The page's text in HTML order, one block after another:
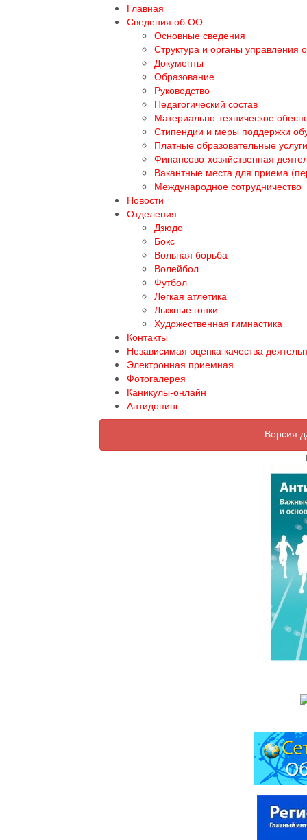
Главная
Сведения об ОО
Основные сведения
Структура и органы управления
Документы
Образование
Руководство
Педагогический состав
Материально-техническое
Стипендии и меры поддержки
Платные образовательные услуги
Финансово-хозяйственная
Вакантные места для приема
Международное сотрудничество
Новости
Отделения
Дзюдо
Бокс
Вольная борьба
Волейбол
Футбол
Легкая атлетика
Лыжные гонки
Художественная гимнастика
Контакты
Независимая оценка качества
Электронная приемная
Фотогалерея
Каникулы-онлайн
Антидопинг
Версия